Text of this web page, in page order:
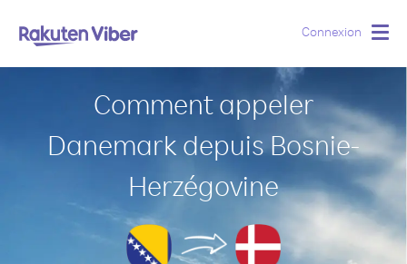
Connexion
Comment appeler
Danemark depuis Bosnie-
Herzégovine